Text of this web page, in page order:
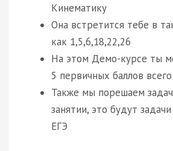
Кинематику
Она встретится тебе в
как 1,5,6,18,22,26
На этом Демо-курсе ты
5 первичных баллов
Также мы порешаем
занятии, это будут
ЕГЭ